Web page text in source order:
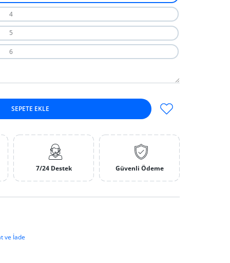
4
5
6
SEPETE EKLE
7/24 Destek Güvenli Ödeme
ve İade